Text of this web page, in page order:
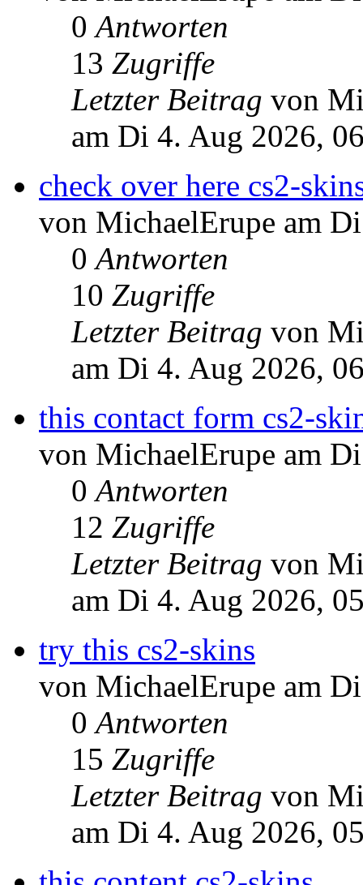
0Antworten
13 Zugriffe
Letzter Beitrag von
am Di 4. Aug 2026,
check over here cs2-
von MichaelErupe am
0Antworten
10 Zugriffe
Letzter Beitrag von
am Di 4. Aug 2026,
this contact form cs2-
von MichaelErupe am
0Antworten
12 Zugriffe
Letzter Beitrag von
am Di 4. Aug 2026,
try this cs2-skins
von MichaelErupe am
0Antworten
15 Zugriffe
Letzter Beitrag von
am Di 4. Aug 2026,